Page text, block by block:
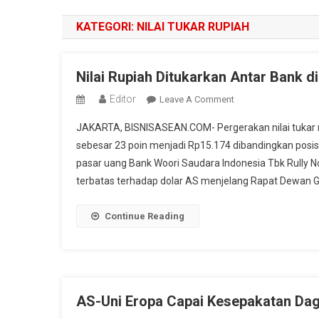
KATEGORI: NILAI TUKAR RUPIAH
Nilai Rupiah Ditukarkan Antar Bank
Editor Leave A CommentOn
Rupiah
Ditukarkan
Antar
Bank
AS
JAKARTA, BISNISASEAN.COM- Pergerakan nilai
sebesar 23 poin menjadi Rp15.174 dibandingkan
pasar uang Bank Woori Saudara Indonesia Tbk Rully
terbatas terhadap dolar AS menjelang Rapat Dewan
Continue Reading
AS-Uni Eropa Capai Kesepakatan